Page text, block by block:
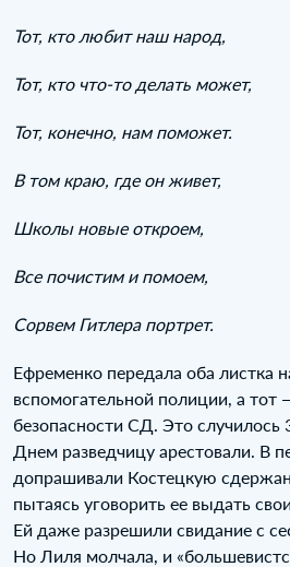
Тот, кто любит наш народ,
Тот, кто что-то делать может,
Тот, конечно, нам поможет.
В том краю, где он живет,
Школы новые откроем,
Все почистим и помоем,
Сорвем Гитлера портрет.
Ефременко передала оба листка
вспомогательной полиции, а тот
безопасности СД. Это случилось
Днем разведчицу арестовали. В
допрашивали Костецкую
пытаясь уговорить ее выдать
Ей даже разрешили свидание с
Но Лиля молчала, и